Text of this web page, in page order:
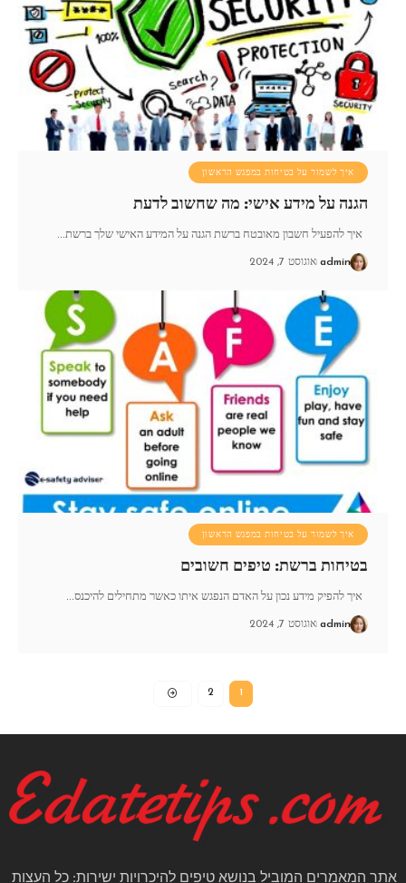
איך לשמור על בטיחות במפגש הראשון
הגנה על מידע אישי: מה שחשוב לדעת
איך להפעיל חשבון מאובטח ברשת הגנה על המידע האישי שלך ברשת
admin אוגוסט 7, 2024
איך לשמור על בטיחות במפגש הראשון
בטיחות ברשת: טיפים חשובים
איך להפיק מידע נכון על האדם הנפגש איתו כאשר מתחילים להיכנס…
admin אוגוסט 7, 2024
1
2
אתר המאמרים המוביל בנושא טיפים להיכרויות ישירות: כל העצות